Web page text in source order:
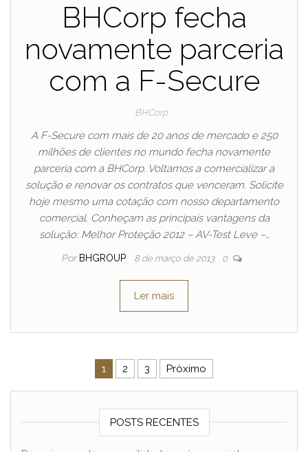
BHCorp fecha
novamente parceria
com a F-Secure
BHCorp
A F-Secure com mais de 20 anos de mercado e 250
milhões de clientes no mundo fecha novamente
parceria com a BHCorp. Voltamos a comercializar a
solução e renovar os contratos que venceram. Solicite
hoje mesmo uma cotação com nosso departamento
comercial. Conheçam as principais vantagens da
solução: Melhor Proteção 2012 – AV-Test Leve –…
Por BHGROUP 8 de março de 2013 0
Ler mais
Paginação de posts
1 2 3 Próximo
POSTS RECENTES